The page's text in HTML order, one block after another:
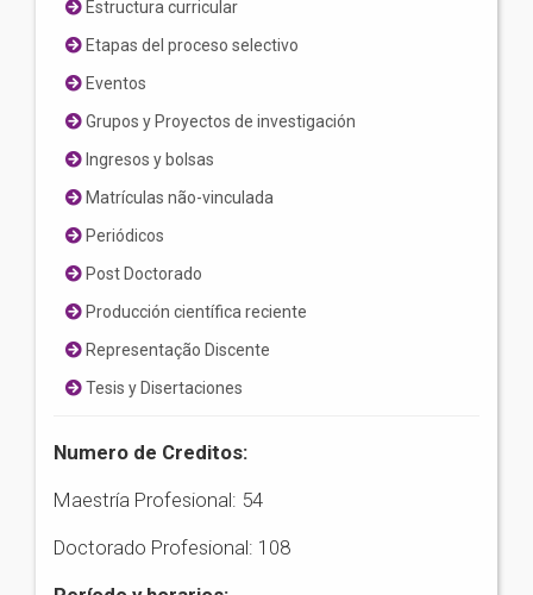
Estructura curricular
Etapas del proceso selectivo
Eventos
Grupos y Proyectos de investigación
Ingresos y bolsas
Matrículas não-vinculada
Periódicos
Post Doctorado
Producción científica reciente
Representação Discente
Tesis y Disertaciones
Numero de Creditos:
Maestría Profesional: 54
Doctorado Profesional: 108